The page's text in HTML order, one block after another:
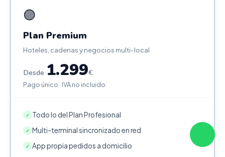
🟣
Plan Premium
Hoteles, cadenas y negocios multi-local
Desde 1.299€
Pago único · IVA no incluido
✓ Todo lo del Plan Profesional
✓ Multi-terminal sincronizado en red
✓ App propia pedidos a domicilio